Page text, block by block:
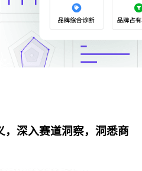
，深入赛道洞察，洞悉商